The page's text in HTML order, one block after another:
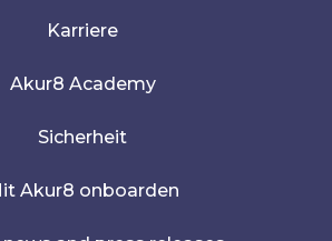
Karriere
Akur8 Academy
Sicherheit
Akur8 onboarden